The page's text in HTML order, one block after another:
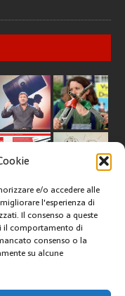
e/o accedere alle
l'esperienza di
Il consenso a queste
il comportamento di
consenso o la
su alcune